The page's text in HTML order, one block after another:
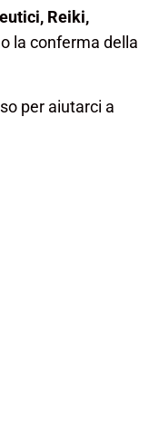
Reiki,
la conferma della
per aiutarci a